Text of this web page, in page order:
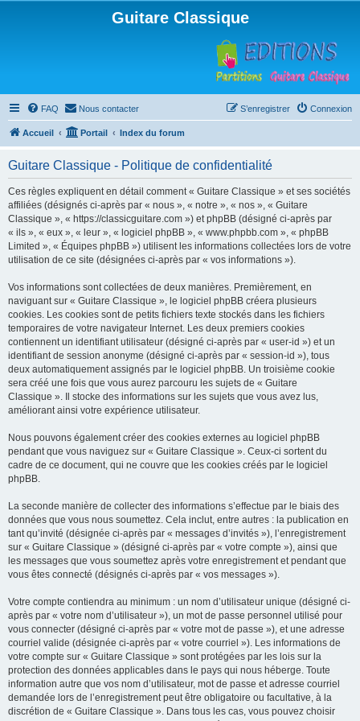
Guitare Classique
FAQ Nous contacter Connexion
S’enregistrer
Accueil Portail Index du forum
Guitare Classique - Politique de confidentialité
Ces règles expliquent en détail comment « Guitare Classique » et ses sociétés
affiliées (désignés ci-après par « nous », « notre », « nos », « Guitare
Classique », « https://classicguitare.com ») et phpBB (désigné ci-après par
« ils », « eux », « leur », « logiciel phpBB », « www.phpbb.com », « phpBB
Limited », « Équipes phpBB ») utilisent les informations collectées lors de votre
utilisation de ce site (désignées ci-après par « vos informations »).
Vos informations sont collectées de deux manières. Premièrement, en
naviguant sur « Guitare Classique », le logiciel phpBB créera plusieurs
cookies. Les cookies sont de petits fichiers texte stockés dans les fichiers
temporaires de votre navigateur Internet. Les deux premiers cookies
contiennent un identifiant utilisateur (désigné ci-après par « user-id ») et un
identifiant de session anonyme (désigné ci-après par « session-id »), tous
deux automatiquement assignés par le logiciel phpBB. Un troisième cookie
sera créé une fois que vous aurez parcouru les sujets de « Guitare
Classique ». Il stocke des informations sur les sujets que vous avez lus,
améliorant ainsi votre expérience utilisateur.
Nous pouvons également créer des cookies externes au logiciel phpBB
pendant que vous naviguez sur « Guitare Classique ». Ceux-ci sortent du
cadre de ce document, qui ne couvre que les cookies créés par le logiciel
phpBB.
La seconde manière de collecter des informations s’effectue par le biais des
données que vous nous soumettez. Cela inclut, entre autres : la publication en
tant qu’invité (désignée ci-après par « messages d’invités »), l’enregistrement
sur « Guitare Classique » (désigné ci-après par « votre compte »), ainsi que
les messages que vous soumettez après votre enregistrement et pendant que
vous êtes connecté (désignés ci-après par « vos messages »).
Votre compte contiendra au minimum : un nom d’utilisateur unique (désigné ci-
après par « votre nom d’utilisateur »), un mot de passe personnel utilisé pour
vous connecter (désigné ci-après par « votre mot de passe »), et une adresse
courriel valide (désignée ci-après par « votre courriel »). Les informations de
votre compte sur « Guitare Classique » sont protégées par les lois sur la
protection des données applicables dans le pays qui nous héberge. Toute
information autre que vos nom d’utilisateur, mot de passe et adresse courriel
demandée lors de l’enregistrement peut être obligatoire ou facultative, à la
discrétion de « Guitare Classique ». Dans tous les cas, vous pouvez choisir